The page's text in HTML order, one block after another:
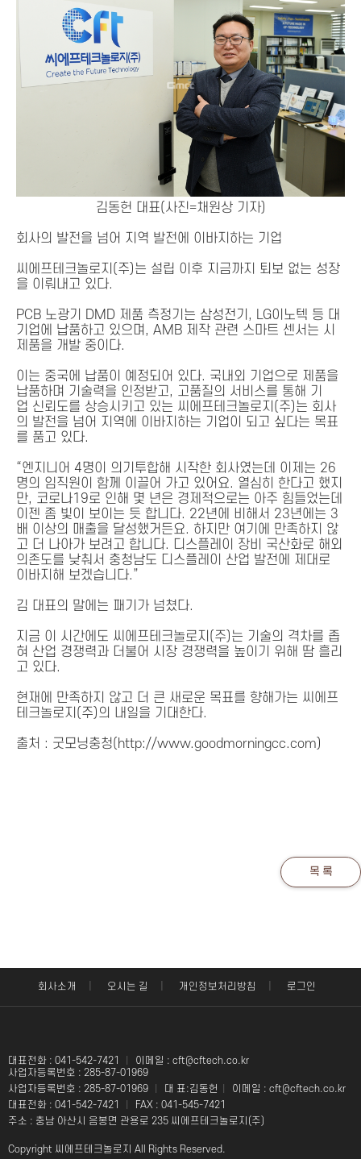
김동헌 대표(사진=채원상 기자)
회사의 발전을 넘어 지역 발전에 이바지하는 기업
씨에프테크놀로지(주)는 설립 이후 지금까지 퇴보 없는 성장
을 이뤄내고 있다.
PCB 노광기 DMD 제품 측정기는 삼성전기, LG이노텍 등 대
기업에 납품하고 있으며, AMB 제작 관련 스마트 센서는 시
제품을 개발 중이다.
이는 중국에 납품이 예정되어 있다. 국내외 기업으로 제품을
납품하며 기술력을 인정받고, 고품질의 서비스를 통해 기
업 신뢰도를 상승시키고 있는 씨에프테크놀로지(주)는 회사
의 발전을 넘어 지역에 이바지하는 기업이 되고 싶다는 목표
를 품고 있다.
“엔지니어 4명이 의기투합해 시작한 회사였는데 이제는 26
명의 임직원이 함께 이끌어 가고 있어요. 열심히 한다고 했지
만, 코로나19로 인해 몇 년은 경제적으로는 아주 힘들었는데
이젠 좀 빛이 보이는 듯 합니다. 22년에 비해서 23년에는 3
배 이상의 매출을 달성했거든요. 하지만 여기에 만족하지 않
고 더 나아가 보려고 합니다. 디스플레이 장비 국산화로 해외
의존도를 낮춰서 충청남도 디스플레이 산업 발전에 제대로
이바지해 보겠습니다.”
김 대표의 말에는 패기가 넘쳤다.
지금 이 시간에도 씨에프테크놀로지(주)는 기술의 격차를 좁
혀 산업 경쟁력과 더불어 시장 경쟁력을 높이기 위해 땀 흘리
고 있다.
현재에 만족하지 않고 더 큰 새로운 목표를 향해가는 씨에프
테크놀로지(주)의 내일을 기대한다.
출처 : 굿모닝충청(http://www.goodmorningcc.com)
목 록
회사소개 오시는 길 개인정보처리방침 로그인
대표전화 : 041-542-7421
이메일 : cft@cftech.co.kr
사업자등록번호 : 285-87-01969
사업자등록번호 : 285-87-01969
대 표:김동헌
이메일 : cft@cftech.co.kr
대표전화 : 041-542-7421
FAX : 041-545-7421
주소 : 충남 아산시 음봉면 관용로 235 씨에프테크놀로지(주)
Copyright 씨에프테크놀로지 All Rights Reserved.